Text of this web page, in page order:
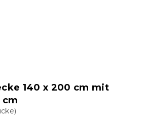
140 x 200 cm mit
cm